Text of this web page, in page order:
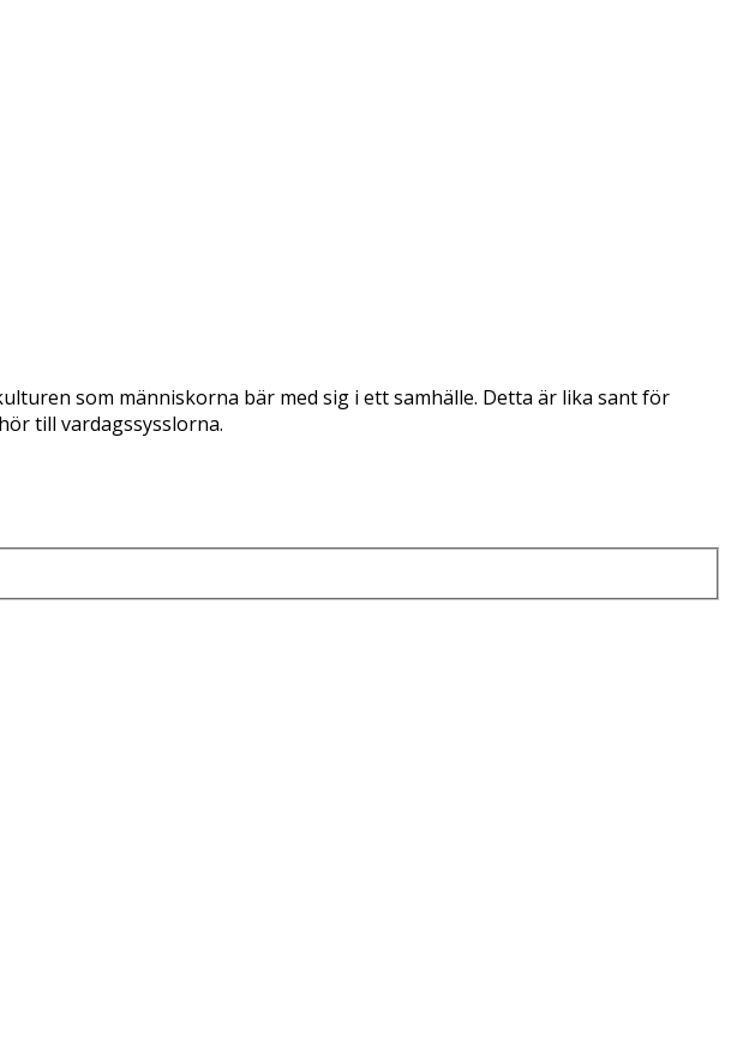
som människorna bär med sig i ett samhälle. Detta är lika sant för
till vardagssysslorna.